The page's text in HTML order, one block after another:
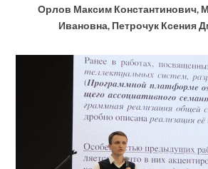
Орлов Максим Константинович,
Ивановна, Петрочук Ксения